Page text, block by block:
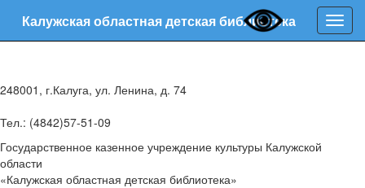
Калужская областная детская библиотека
248001, г.Калуга, ул. Ленина, д. 74
Тел.: (4842)57-51-09
Государственное казенное учреждение культуры Калужской
области
«Калужская областная детская библиотека»